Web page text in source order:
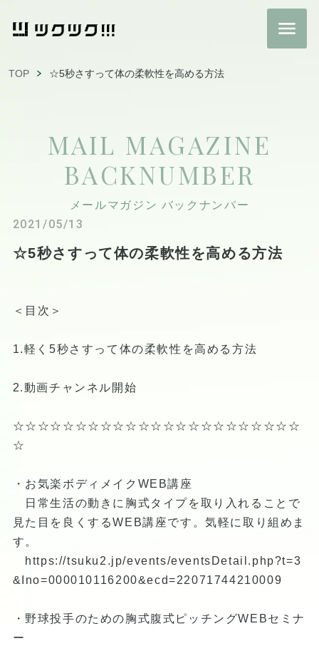
TOP ☆5秒さすって体の柔軟性を高める方法
MAIL MAGAZINE
BACKNUMBER
メールマガジン バックナンバー
2021/05/13
☆5秒さすって体の柔軟性を高める方法
＜目次＞
1.軽く5秒さすって体の柔軟性を高める方法
2.動画チャンネル開始
☆☆☆☆☆☆☆☆☆☆☆☆☆☆☆☆☆☆☆☆☆☆☆
☆
・お気楽ボディメイクWEB講座
日常生活の動きに胸式タイプを取り入れることで
見た目を良くするWEB講座です。気軽に取り組めま
す。
https://tsuku2.jp/events/eventsDetail.php?t=3
&Ino=000010116200&ecd=22071744210009
・野球投手のための胸式腹式ピッチングWEBセミナ
ー